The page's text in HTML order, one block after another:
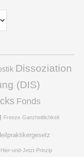
Dissoziation
(DIS)
Fonds
Freeze Ganzheitlichkeit
Hier-und-Jetzt-Prinzip